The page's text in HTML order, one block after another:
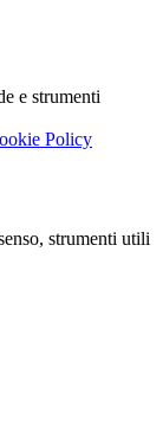
e strumenti
Policy
strumenti utili